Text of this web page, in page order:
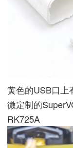
黄色的USB口上
微定制的
RK725A